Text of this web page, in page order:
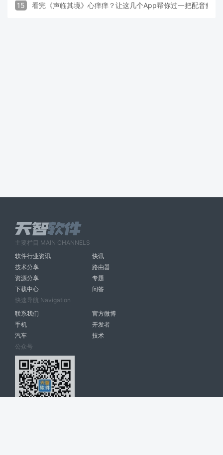
15 看完《声临其境》心痒痒？让这几个App帮你过一把配音瘾
主要栏目 MAIN CHANNELS
软件行业资讯
快讯
技术分享
路由器
资源分享
专题
下载中心
问答
快速导航 Navigation
联系我们
官方微博
手机
开发者
汽车
技术
公众号